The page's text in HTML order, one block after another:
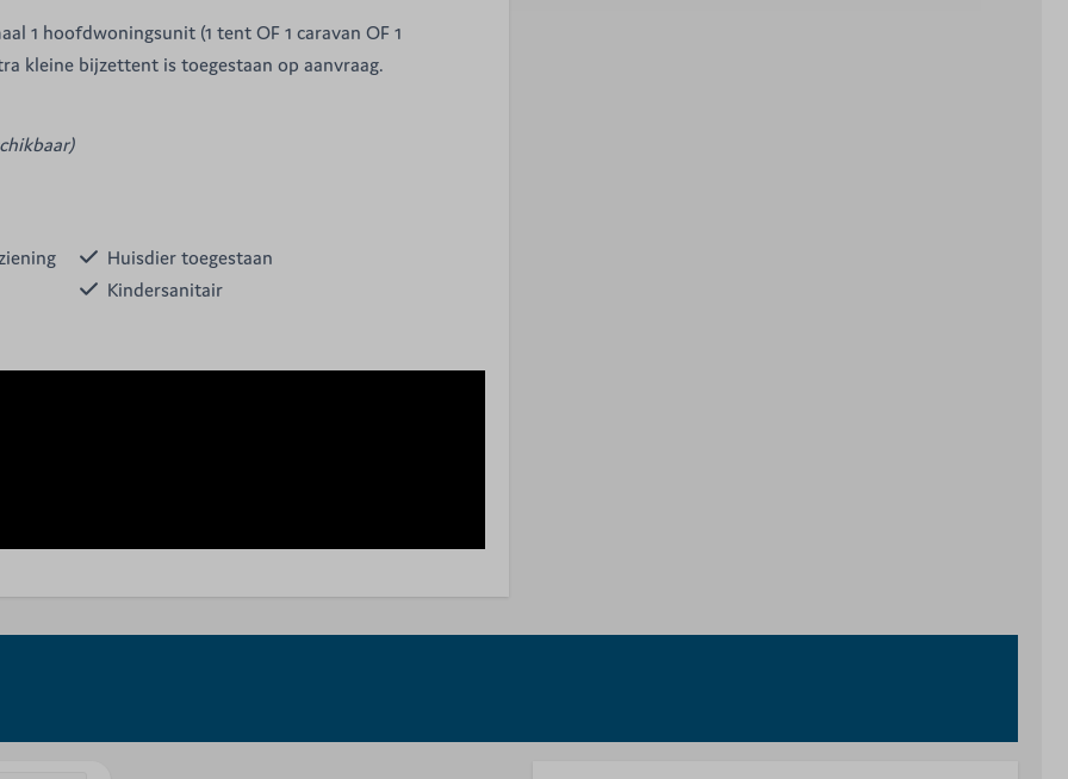
1 hoofdwoningsunit (1 tent OF 1 caravan OF 1
kleine bijzettent is toegestaan op aanvraag.
Huisdier toegestaan
Kindersanitair